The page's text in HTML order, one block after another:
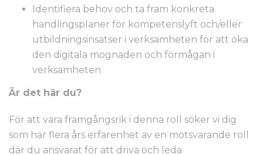
Identifiera behov och ta fram konkreta
handlingsplaner för kompetenslyft och/eller
utbildningsinsatser i verksamheten för att öka
den digitala mognaden och förmågan i
verksamheten
Är det här du?
För att vara framgångsrik i denna roll söker vi dig
som har flera års erfarenhet av en motsvarande roll
där du ansvarat för att driva och leda